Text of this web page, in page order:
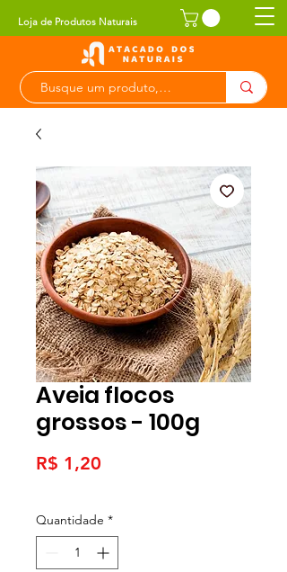
Loja de Produtos Naturais
Aveia flocos
grossos - 100g
R$ 1,20
Quantidade *